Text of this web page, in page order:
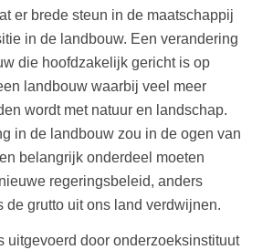
er brede steun in de maatschappij
in de landbouw. Een verandering
die hoofdzakelijk gericht is op
landbouw waarbij veel meer
wordt met natuur en landschap.
in de landbouw zou in de ogen van
belangrijk onderdeel moeten
regeringsbeleid, anders
de grutto uit ons land verdwijnen.
uitgevoerd door onderzoeksinstituut